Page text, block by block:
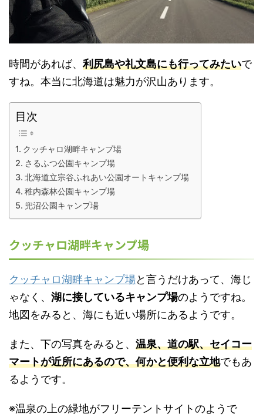
時間があれば、利尻島や礼文島にも行ってみたいで
すね。本当に北海道は魅力が沢山あります。
目次
クッチャロ湖畔キャンプ場
さるふつ公園キャンプ場
北海道立宗谷ふれあい公園オートキャンプ場
稚内森林公園キャンプ場
兜沼公園キャンプ場
クッチャロ湖畔キャンプ場
クッチャロ湖畔キャンプ場と言うだけあって、海じ
ゃなく、 湖に接しているキャンプ場のようですね。
地図をみると、海にも近い場所にあるようです。
また、下の写真をみると、 温泉、道の駅、セイコー
マートが近所にあるので、何かと便利な立地でもあ
るようです。
※温泉の上の緑地がフリーテントサイトのようで